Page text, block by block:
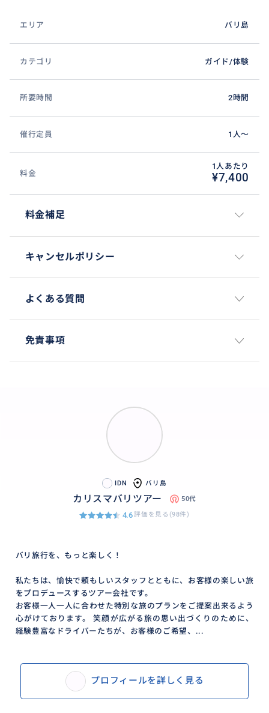
っとりと潤い、心身ともに健やかな輝きを取り戻せま
エリア バリ島
カテゴリ ガイド/体験
所要時間 2時間
催行定員 1人〜
料金
1人あたり
¥7,400
料金補足
キャンセルポリシー
よくある質問
免責事項
IDN バリ島
カリスマバリツアー 50代
4.6評価を見る(98件)
バリ旅行を、もっと楽しく！
私たちは、愉快で頼もしいスタッフとともに、お客様の楽しい旅
をプロデュースするツアー会社です。
お客様一人一人に合わせた特別な旅のプランをご提案出来るよう
心がけております。 笑顔が広がる旅の思い出づくりのために、
経験豊富なドライバーたちが、お客様のご希望、...
プロフィールを詳しく見る